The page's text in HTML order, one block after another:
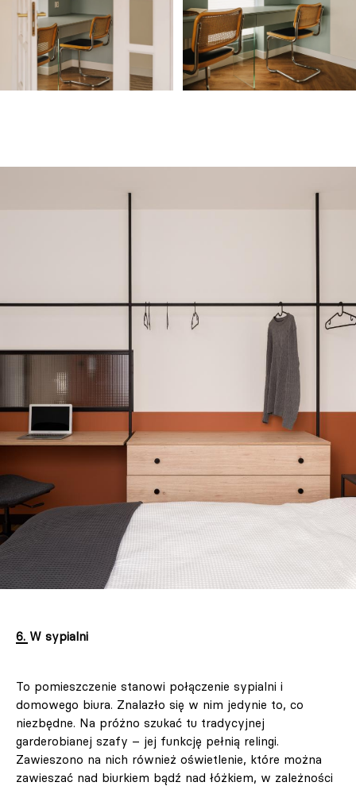
6. W sypialni
To pomieszczenie stanowi połączenie sypialni i
domowego biura. Znalazło się w nim jedynie to, co
niezbędne. Na próżno szukać tu tradycyjnej
garderobianej szafy – jej funkcję pełnią relingi.
Zawieszono na nich również oświetlenie, które można
zawieszać nad biurkiem bądź nad łóżkiem, w zależności